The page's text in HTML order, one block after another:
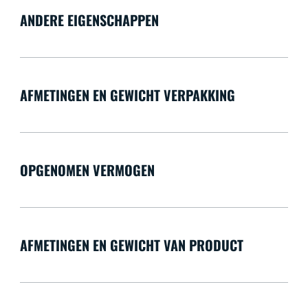
ANDERE EIGENSCHAPPEN
AFMETINGEN EN GEWICHT VERPAKKING
OPGENOMEN VERMOGEN
AFMETINGEN EN GEWICHT VAN PRODUCT